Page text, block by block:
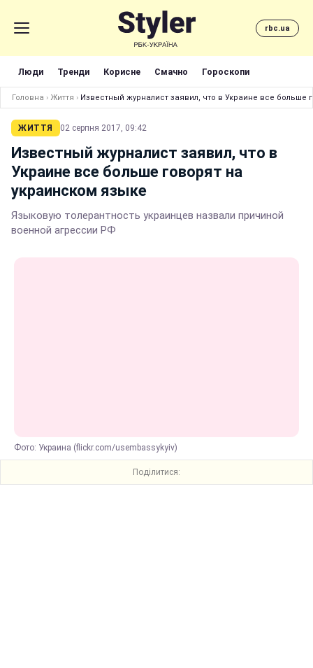
rbc.ua
Люди Тренди Корисне Смачно Гороскопи
Головна › Життя › Известный журналист заявил, что в Украине все больше
ЖИТТЯ 02 серпня 2017, 09:42
Известный журналист заявил, что в
Украине все больше говорят на
украинском языке
Языковую толерантность украинцев назвали причиной
военной агрессии РФ
Фото: Украина (flickr.com/usembassykyiv)
Поділитися: